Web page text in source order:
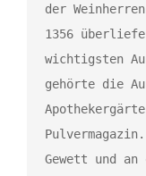
der
1356
wichtigsten
gehörte die
Gewett und an